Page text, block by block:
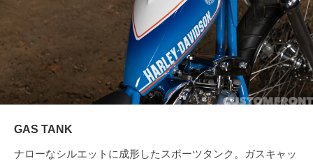
GAS TANK
ナローなシルエットに成形したスポーツタンク。ガスキャッ